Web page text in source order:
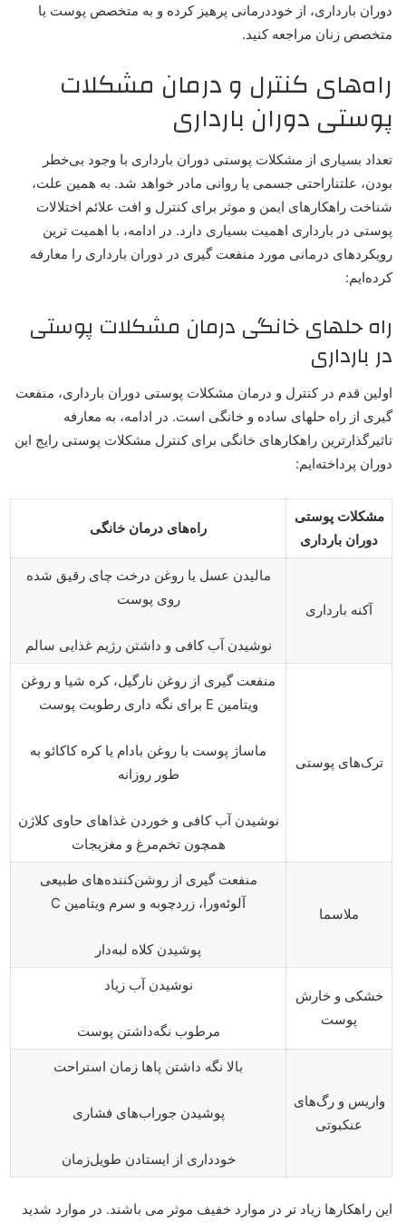
دوران بارداری، از خوددرمانی پرهیز کرده و به متخصص پوست یا
متخصص زنان مراجعه کنید.
راه‌های کنترل و درمان مشکلات
پوستی دوران بارداری
تعداد بسیاری از مشکلات پوستی دوران بارداری با وجود بی‌خطر
بودن، علتناراحتی جسمی یا روانی مادر خواهد شد. به همین علت،
شناخت راهکارهای ایمن و موثر برای کنترل و افت علائم اختلالات
پوستی در بارداری اهمیت بسیاری دارد. در ادامه، با اهمیت ترین
رویکردهای درمانی مورد منفعت گیری در دوران بارداری را معارفه
کرده‌ایم:
راه حلهای خانگی درمان مشکلات پوستی
در بارداری
اولین قدم در کنترل و درمان مشکلات پوستی دوران بارداری، منفعت
گیری از راه حلهای ساده و خانگی است. در ادامه، به معارفه
تاثیرگذارترین راهکارهای خانگی برای کنترل مشکلات پوستی رایج این
دوران پرداخته‌ایم:
مشکلات پوستی
دوران بارداری
راه‌های درمان خانگی
آکنه بارداری
مالیدن عسل یا روغن درخت چای رقیق شده
روی پوست
نوشیدن آب کافی و داشتن رژیم غذایی سالم
ترک‌های پوستی
منفعت گیری از روغن نارگیل، کره شیا و روغن
ویتامین E برای نگه داری رطوبت پوست
ماساژ پوست با روغن بادام یا کره کاکائو به
طور روزانه
نوشیدن آب کافی و خوردن غذاهای حاوی کلاژن
همچون تخم‌مرغ و مغزیجات
ملاسما
منفعت گیری از روشن‌کننده‌های طبیعی
آلوئه‌ورا، زردچوبه و سرم ویتامین C
پوشیدن کلاه لبه‌دار
خشکی و خارش
پوست
نوشیدن آب زیاد
مرطوب نگه‌داشتن پوست
واریس و رگ‌های
عنکبوتی
بالا نگه داشتن پاها زمان استراحت
پوشیدن جوراب‌های فشاری
خودداری از ایستادن طویل‌زمان
این راهکارها زیاد تر در موارد خفیف موثر می باشند. در موارد شدید